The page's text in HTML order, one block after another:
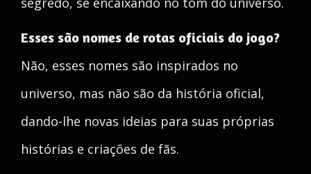
Esses são nomes de rotas oficiais do jogo?
Não, esses nomes são inspirados no
universo, mas não são da história oficial,
dando-lhe novas ideias para suas próprias
histórias e criações de fãs.